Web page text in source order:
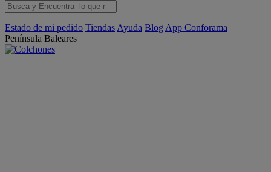
Estado de mi pedido Tiendas Ayuda Blog App Conforama
Península Baleares